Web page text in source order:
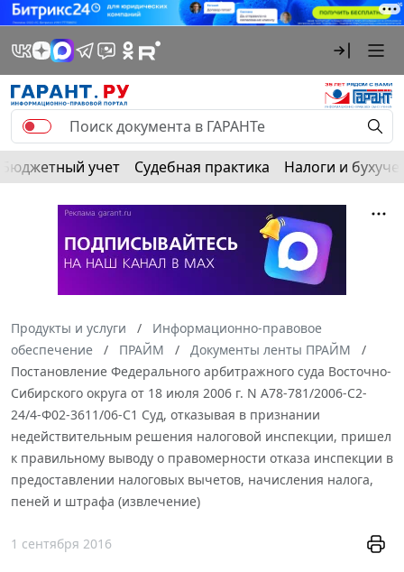
Бюджетный учет Судебная практика Налоги и
Продукты и услуги
Информационно-правовое
обеспечение
ПРАЙМ
Документы ленты ПРАЙМ
Постановление Федерального арбитражного суда Восточно-
Сибирского округа от 18 июля 2006 г. N А78-781/2006-С2-
24/4-Ф02-3611/06-С1 Суд, отказывая в признании
недействительным решения налоговой инспекции, пришел
к правильному выводу о правомерности отказа инспекции в
предоставлении налоговых вычетов, начисления налога,
пеней и штрафа (извлечение)
1 сентября 2016